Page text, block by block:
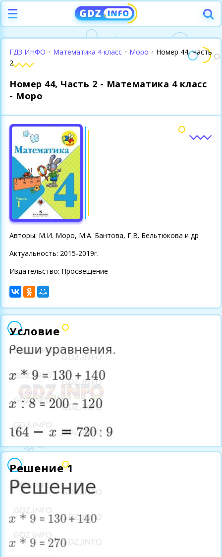
ГДЗ ИНФО • Математика 4 класс • Моро • Номер 44, Часть
2
Номер 44, Часть 2 - Математика 4 класс
- Моро
Авторы: М.И. Моро, М.А. Бантова, Г.В. Бельтюкова и др
Актуальность: 2015-2019г.
Издательство: Просвещение
Условие
Решение 1